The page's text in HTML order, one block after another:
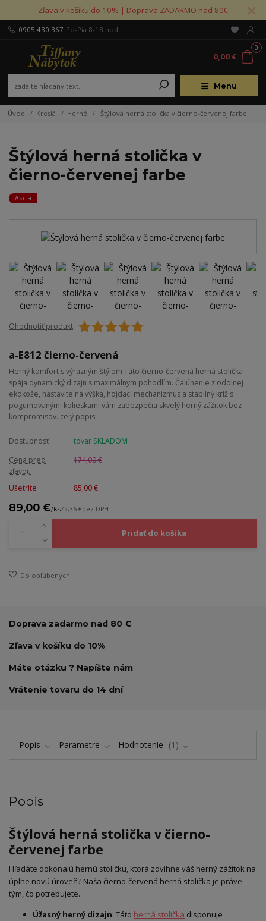
Zľava v košíku do 10% | Doprava ZADARMO nad 80€
Menu
0905 430 367 Po-Pia 8-18 hod.
0
0,00 €
Úvod Kreslá Herné Štýlová herná stolička v čierno-červenej farbe
Štýlová herná stolička v
čierno-červenej farbe
Akcia
Ohodnotiť produkt
a-E812 čierno-červená
Herný komfort s výrazným štýlom Táto čierno-červená herná stolička
spája dynamický dizajn s maximálnym pohodlím. Čalúnenie z odolnej
ekokože, nastaviteľná výška, hojdací mechanizmus a stabilný kríž s
pogumovanými kolieskami vám zabezpečia skvelý herný zážitok bez
kompromisov. celý popis
Dostupnosť
tovar SKLADOM
Cena pred
zľavou
174,00 €
Ušetríte 85,00 €
89,00 €/ks72,36 €bez DPH
Pridať do košíka
Do obľúbených
Doprava zadarmo nad 80 €
Zľava v košíku do 10%
Máte otázku ? Napíšte nám
Vrátenie tovaru do 14 dní
Popis Parametre Hodnotenie 1
Popis
Štýlová herná stolička v čierno-
červenej farbe
Hľadáte dokonalú hernú stoličku, ktorá zdvihne váš herný zážitok na
úplne novú úroveň? Naša čierno-červená herná stolička je práve
tým, čo potrebujete.
Úžasný herný dizajn: Táto herná stolička disponuje